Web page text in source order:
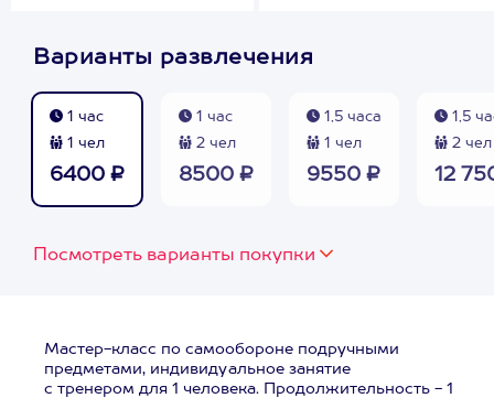
Варианты развлечения
1 час
1 чел
6400 ₽
1 час
2 чел
8500 ₽
1,5 часа
1 чел
9550 ₽
1,5
2 чел
12
Посмотреть варианты покупки
Мастер-класс по самообороне подручными
предметами, индивидуальное занятие
с тренером для 1 человека. Продолжительность - 1